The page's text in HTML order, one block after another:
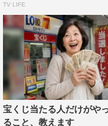
珍事件とは。
村田が語るのは、自身
田かずのぶの存在感の
後もその悩みが続い
を突きつけられたと
を紹介。そこに写った
の渦に巻き込まれた奇
TV LIFE
宝くじ当たる人だけがや
ること、教えます